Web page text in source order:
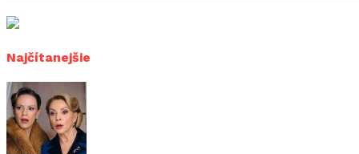
Najčítanejšie